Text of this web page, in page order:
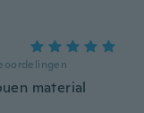
material